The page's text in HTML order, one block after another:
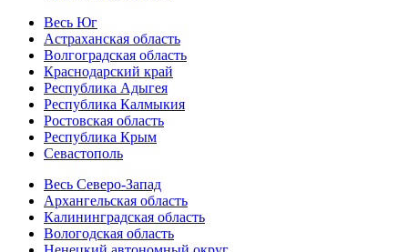
Весь Юг
Астраханская область
Волгоградская область
Краснодарский край
Республика Адыгея
Республика Калмыкия
Ростовская область
Республика Крым
Севастополь
Весь Северо-Запад
Архангельская область
Калининградская область
Вологодская область